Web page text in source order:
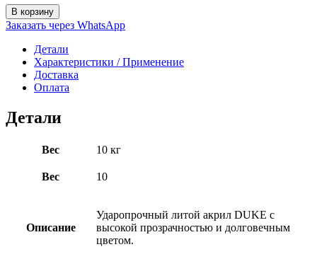
В корзину
Заказать через WhatsApp
Детали
Характеристики / Применение
Доставка
Оплата
Детали
Вес 10 кг
Вес 10
Описание
Ударопрочный литой акрил DUKE с
высокой прозрачностью и долговечным
цветом.